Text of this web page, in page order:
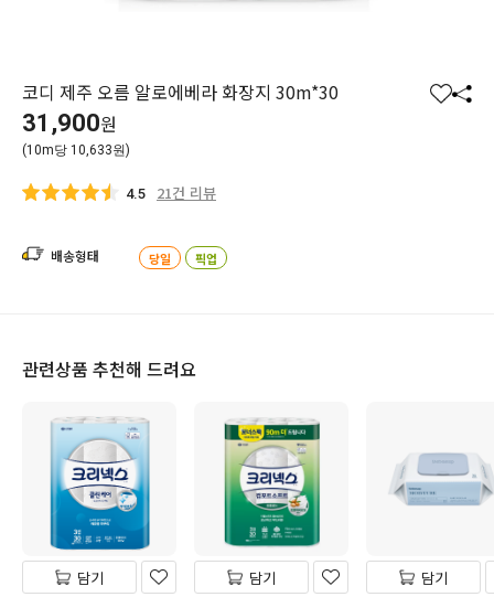
코디 제주 오름 알로에베라 화장지 30m*30
찜 공
31,900원
(10m당 10,633원)
4.5 21건 리뷰
배송형태 당일 픽업
관련상품 추천해 드려요
담기 담기 담기